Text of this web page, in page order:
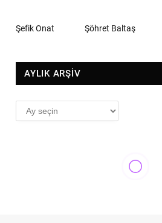
Şefik Onat Şöhret Baltaş
AYLIK ARŞİV
AYLIK
ARŞİV